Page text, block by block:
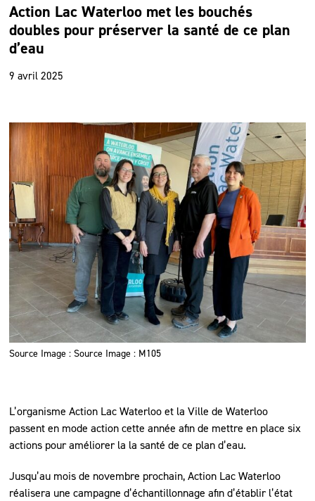
Action Lac Waterloo met les bouchés
doubles pour préserver la santé de ce plan
d’eau
9 avril 2025
Source Image : Source Image : M105
L’organisme Action Lac Waterloo et la Ville de Waterloo
passent en mode action cette année afin de mettre en place six
actions pour améliorer la la santé de ce plan d’eau.
Jusqu’au mois de novembre prochain, Action Lac Waterloo
réalisera une campagne d’échantillonnage afin d’établir l’état